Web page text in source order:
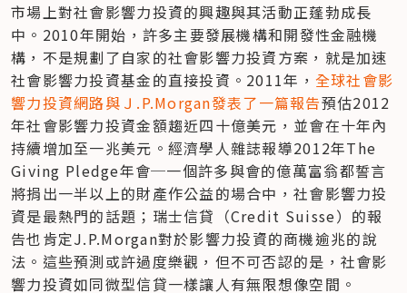
市場上對社會影響力投資的興趣與其活動正蓬勃成長
中。2010年開始，許多主要發展機構和開發性金融機
構，不是規劃了自家的社會影響力投資方案，就是加速
社會影響力投資基金的直接投資。2011年， 全球社會影
響力投資網路與Ｊ.P.Morgan發表了一篇報告預估2012
年社會影響力投資金額趨近四十億美元，並會在十年內
持續增加至一兆美元。經濟學人雜誌報導2012年The
Giving Pledge年會─一個許多與會的億萬富翁都誓言
將捐出一半以上的財產作公益的場合中，社會影響力投
資是最熱門的話題；瑞士信貸（Credit Suisse）的報
告也肯定J.P.Morgan對於影響力投資的商機逾兆的說
法。這些預測或許過度樂觀，但不可否認的是，社會影
響力投資如同微型信貸一樣讓人有無限想像空間。